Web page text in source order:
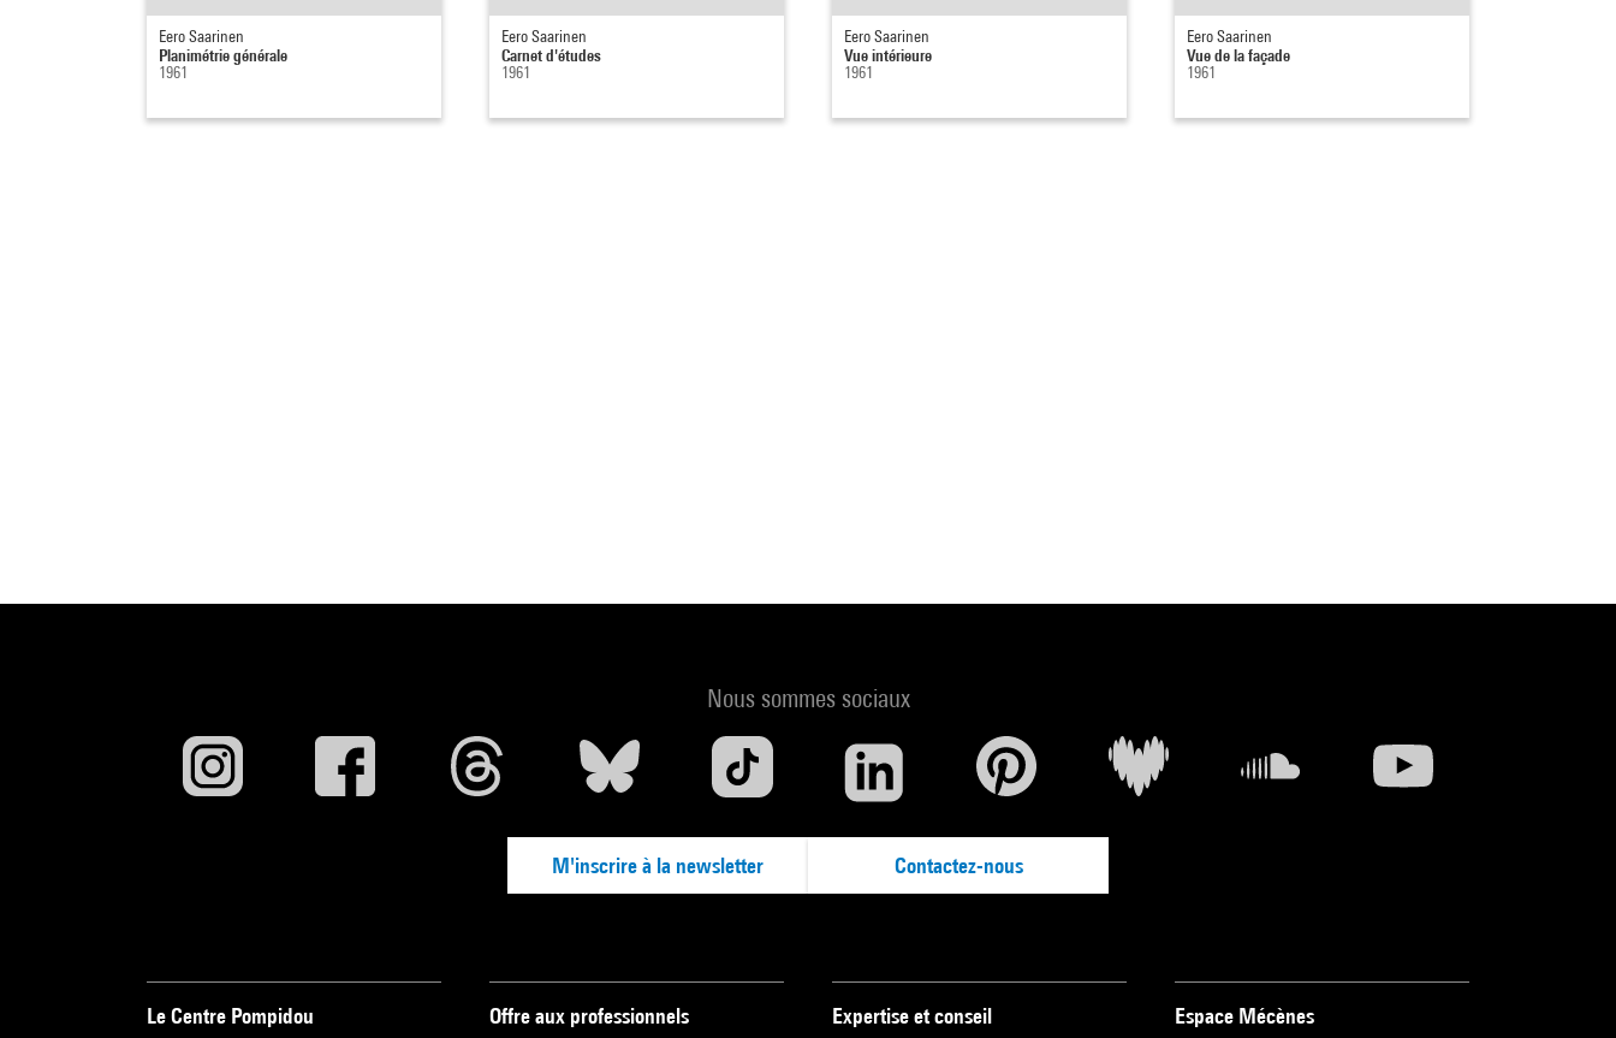
Eero Saarinen
Planimétrie générale
1961
Eero Saarinen
Carnet d'études
1961
Eero Saarinen
Vue intérieure
1961
Eero Saarinen
Vue de la façade
1961
Nous sommes sociaux
M'inscrire à la newsletter Contactez-nous
Le Centre Pompidou Offre aux professionnels Expertise et conseil Espace Mécènes